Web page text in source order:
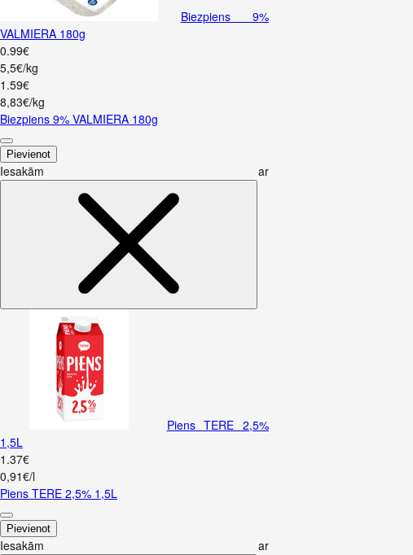
Biezpiens 9%
VALMIERA 180g
0.99€
5,5€/kg
1 .59€
8,83€/kg
Biezpiens 9% VALMIERA 180g
Pievienot
Iesakām ar
Piens TERE 2,5%
1,5L
1 .37€
0,91€/l
Piens TERE 2,5% 1,5L
Pievienot
Iesakām ar